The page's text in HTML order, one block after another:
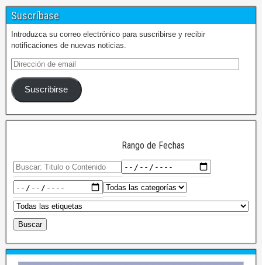
Suscríbase
Introduzca su correo electrónico para suscribirse y recibir
notificaciones de nuevas noticias.
Suscribirse
Rango de Fechas